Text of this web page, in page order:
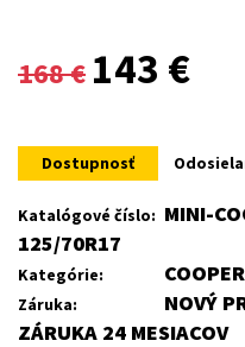
168€
Original
was:
168 €.
143 €
is:
143
Dostupnosť
Katalógové číslo: MINI-
125/70R17
Kategórie: COOPER
Záruka:
NOVÝ
ZÁRUKA 24 MESIACOV